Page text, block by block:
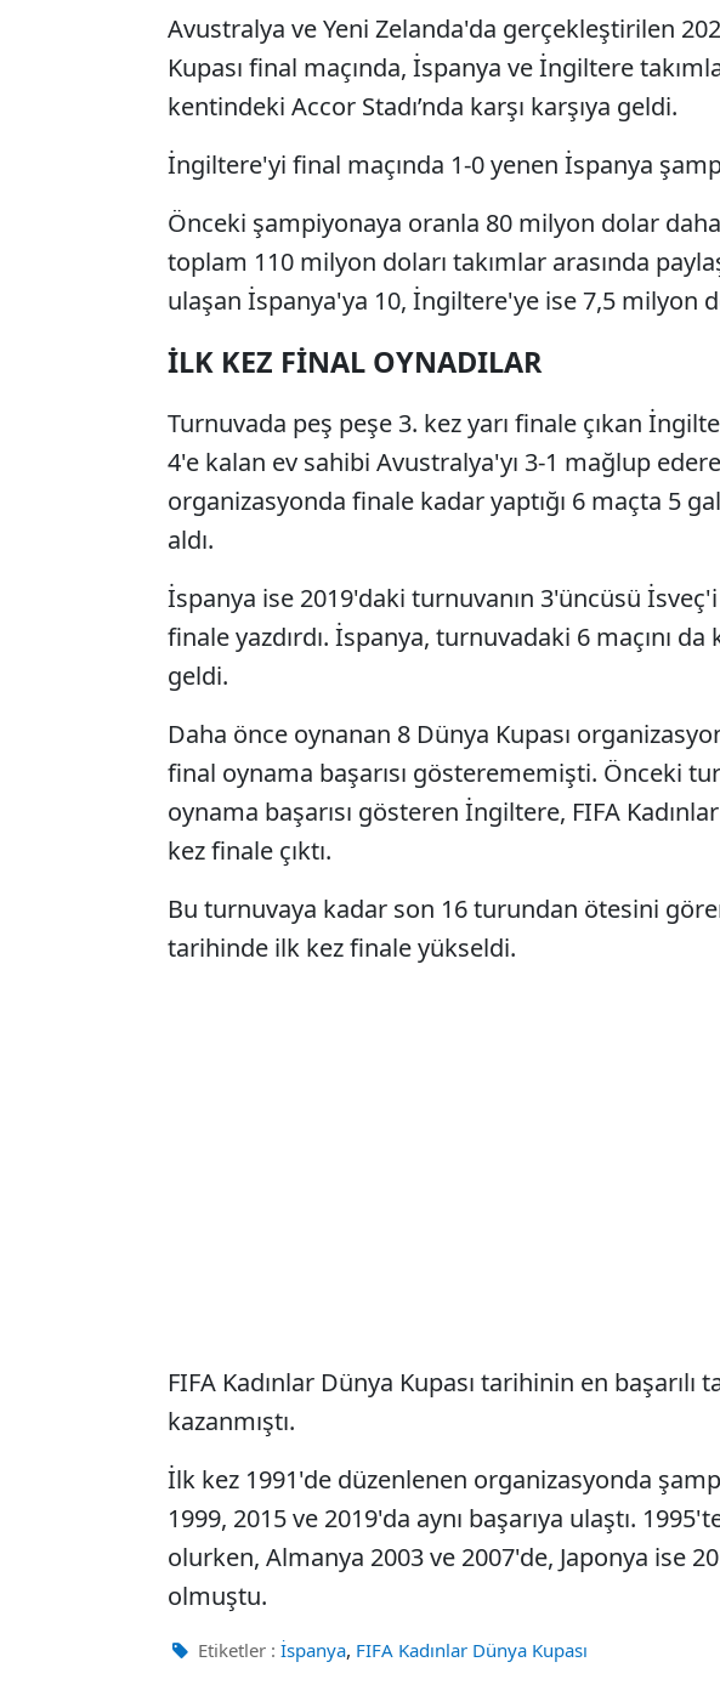
Avustralya ve Yeni Zelanda'da gerçekleştirilen
Kupası final maçında, İspanya ve İngiltere
kentindeki Accor Stadı’nda karşı karşıya geldi.
İngiltere'yi final maçında 1-0 yenen İspanya
Önceki şampiyonaya oranla 80 milyon dolar daha
toplam 110 milyon doları takımlar arasında
ulaşan İspanya'ya 10, İngiltere'ye ise 7,5 milyon
İLK KEZ FİNAL OYNADILAR
Turnuvada peş peşe 3. kez yarı finale çıkan
4'e kalan ev sahibi Avustralya'yı 3-1 mağlup
organizasyonda finale kadar yaptığı 6 maçta 5
aldı.
İspanya ise 2019'daki turnuvanın 3'üncüsü
finale yazdırdı. İspanya, turnuvadaki 6 maçını
geldi.
Daha önce oynanan 8 Dünya Kupası
final oynama başarısı gösterememişti. Önceki
oynama başarısı gösteren İngiltere, FIFA
kez finale çıktı.
Bu turnuvaya kadar son 16 turundan ötesini
tarihinde ilk kez finale yükseldi.
FIFA Kadınlar Dünya Kupası tarihinin en başarılı
kazanmıştı.
İlk kez 1991'de düzenlenen organizasyonda
1999, 2015 ve 2019'da aynı başarıya ulaştı.
olurken, Almanya 2003 ve 2007'de, Japonya ise
olmuştu.
Etiketler : İspanya, FIFA Kadınlar Dünya Kupası